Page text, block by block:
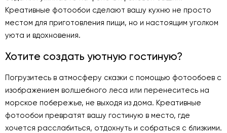
Креативные фотообои сделают вашу кухню не просто
местом для приготовления пищи, но и настоящим уголком
уюта и вдохновения.
Хотите создать уютную гостиную?
Погрузитесь в атмосферу сказки с помощью фотообоев с
изображением волшебного леса или перенеситесь на
морское побережье, не выходя из дома. Креативные
фотообои превратят вашу гостиную в место, где
хочется расслабиться, отдохнуть и собраться с близкими.